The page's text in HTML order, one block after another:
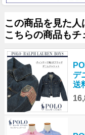
この商品を見た人
こちらの商品もチ
デ
送